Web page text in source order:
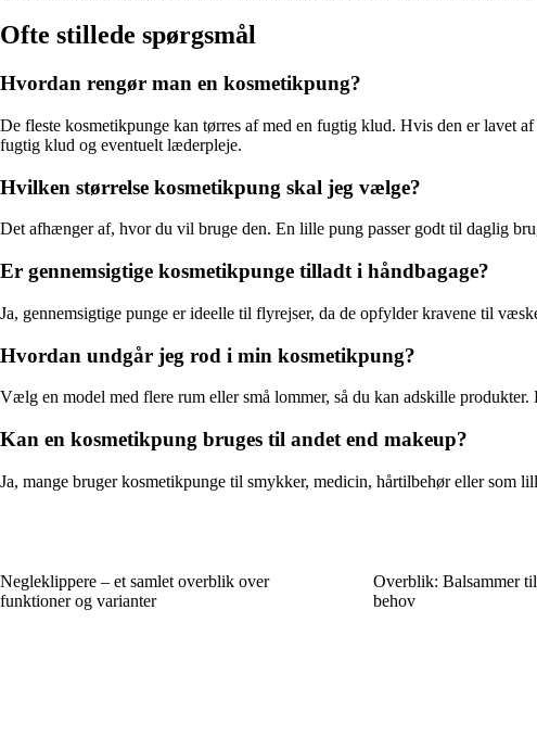
Ofte stillede spørgsmål
Hvordan rengør man en kosmetikpung?
De fleste kosmetikpunge kan tørres af med en fugtig klud. Hvis den er lavet
fugtig klud og eventuelt læderpleje.
Hvilken størrelse kosmetikpung skal jeg vælge?
Det afhænger af, hvor du vil bruge den. En lille pung passer godt til daglig
Er gennemsigtige kosmetikpunge tilladt i håndbagage?
Ja, gennemsigtige punge er ideelle til flyrejser, da de opfylder kravene til
Hvordan undgår jeg rod i min kosmetikpung?
Vælg en model med flere rum eller små lommer, så du kan adskille
Kan en kosmetikpung bruges til andet end makeup?
Ja, mange bruger kosmetikpunge til smykker, medicin, hårtilbehør eller som
Negleklippere – et samlet overblik over
funktioner og varianter
Overblik: Balsammer
behov